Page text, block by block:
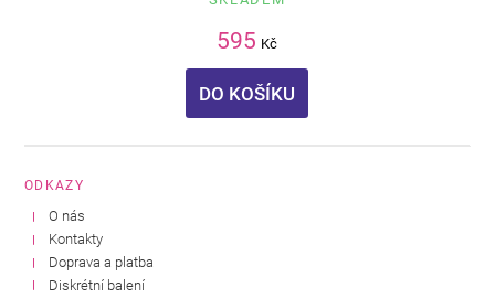
595 Kč
DO KOŠÍKU
ODKAZY
O nás
Kontakty
Doprava a platba
Diskrétní balení